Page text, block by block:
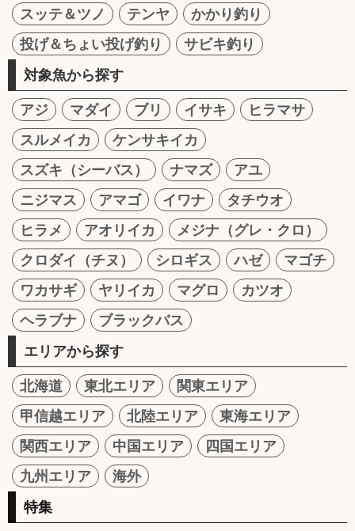
スッテ＆ツノ
テンヤ
かかり釣り
投げ＆ちょい投げ釣り
サビキ釣り
対象魚から探す
アジ マダイ ブリ イサキ
ヒラマサ
スルメイカ
ケンサキイカ
スズキ（シーバス）
ナマズ
アユ
ニジマス
アマゴ イワナ
タチウオ
ヒラメ
アオリイカ
メジナ（グレ・クロ）
クロダイ（チヌ）
シロギス ハゼ
マゴチ
ワカサギ
ヤリイカ マグロ
カツオ
ヘラブナ
ブラックバス
エリアから探す
北海道 東北エリア
関東エリア
甲信越エリア
北陸エリア
東海エリア
関西エリア
中国エリア
四国エリア
九州エリア
海外
特集